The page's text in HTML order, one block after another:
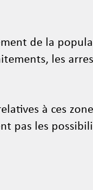
de la
les
à ces
pas les